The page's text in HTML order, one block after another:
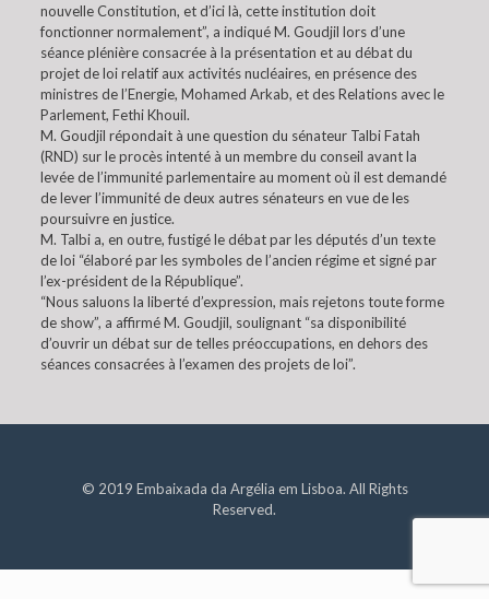
nouvelle Constitution, et d’ici là, cette institution doit
fonctionner normalement”, a indiqué M. Goudjil lors d’une
séance plénière consacrée à la présentation et au débat du
projet de loi relatif aux activités nucléaires, en présence des
ministres de l’Energie, Mohamed Arkab, et des Relations avec le
Parlement, Fethi Khouil.
M. Goudjil répondait à une question du sénateur Talbi Fatah
(RND) sur le procès intenté à un membre du conseil avant la
levée de l’immunité parlementaire au moment où il est demandé
de lever l’immunité de deux autres sénateurs en vue de les
poursuivre en justice.
M. Talbi a, en outre, fustigé le débat par les députés d’un texte
de loi “élaboré par les symboles de l’ancien régime et signé par
l’ex-président de la République”.
“Nous saluons la liberté d’expression, mais rejetons toute forme
de show”, a affirmé M. Goudjil, soulignant “sa disponibilité
d’ouvrir un débat sur de telles préoccupations, en dehors des
séances consacrées à l’examen des projets de loi”.
© 2019 Embaixada da Argélia em Lisboa. All Rights
Reserved.